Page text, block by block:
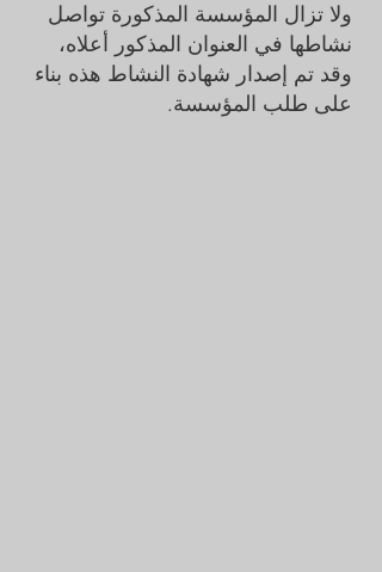
ولا تزال المؤسسة المذكورة تواصل
نشاطها في العنوان المذكور أعلاه،
وقد تم إصدار شهادة النشاط هذه بناء
على طلب المؤسسة.